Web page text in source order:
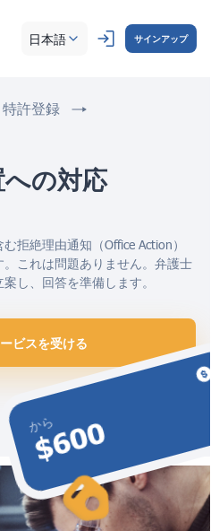
日本語 サインアップ
特許登録
の対応
から
$600
拒絶理由通知（Office Action）
これは問題ありません。弁護士
し、回答を準備します。
ビスを受ける